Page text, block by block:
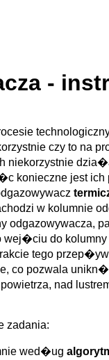
-
czy to na
niekorzystnie
konieczne jest
w
do
tego
co pozwala
nad
zadania:
wed�ug